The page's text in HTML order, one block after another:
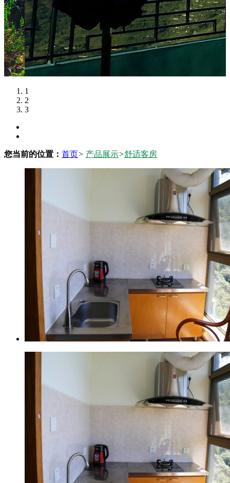
1
2
3
您当前的位置： 首页> 产品展示>舒适客房